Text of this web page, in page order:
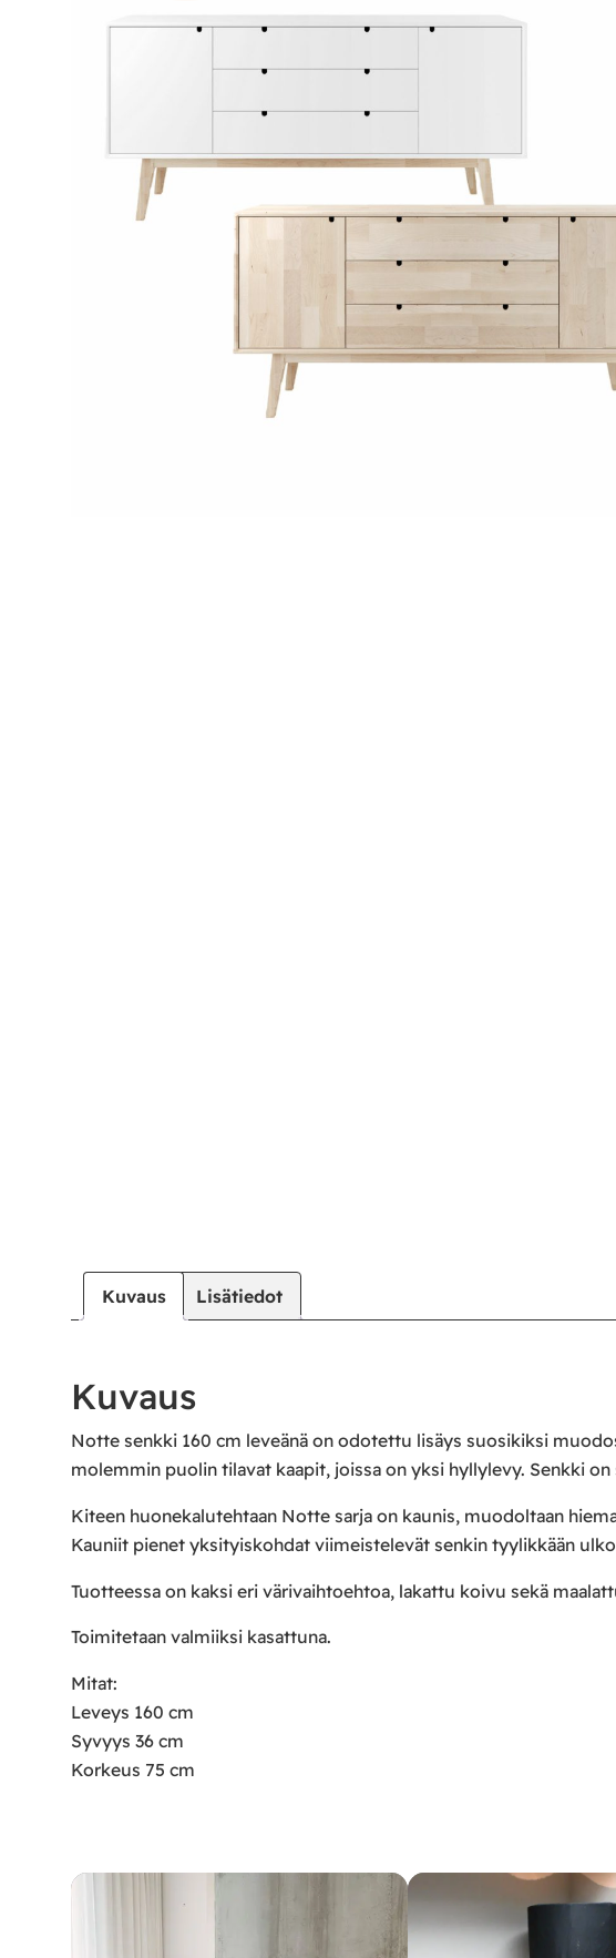
Pöydät ja tuolit
Kuvaus Lisätiedot
Kuvaus
Notte senkki 160 cm leveänä on odotettu lisäys suosikiksi
molemmin puolin tilavat kaapit, joissa on yksi hyllylevy. Senkki
Kiteen huonekalutehtaan Notte sarja on kaunis, muodoltaan
Kauniit pienet yksityiskohdat viimeistelevät senkin tyylikkään
Tuotteessa on kaksi eri värivaihtoehtoa, lakattu koivu sekä
Toimitetaan valmiiksi kasattuna.
Mitat:
Leveys 160 cm
Syvyys 36 cm
Korkeus 75 cm